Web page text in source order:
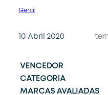
Geral
10 Abril 2020
VENCEDOR
CATEGORIA
MARCAS AVALIADAS